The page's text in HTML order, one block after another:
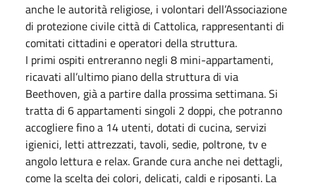
anche le autorità religiose, i volontari dell’Associazione
di protezione civile città di Cattolica, rappresentanti di
comitati cittadini e operatori della struttura.
I primi ospiti entreranno negli 8 mini-appartamenti,
ricavati all’ultimo piano della struttura di via
Beethoven, già a partire dalla prossima settimana. Si
tratta di 6 appartamenti singoli 2 doppi, che potranno
accogliere fino a 14 utenti, dotati di cucina, servizi
igienici, letti attrezzati, tavoli, sedie, poltrone, tv e
angolo lettura e relax. Grande cura anche nei dettagli,
come la scelta dei colori, delicati, caldi e riposanti. La